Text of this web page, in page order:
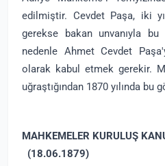
edilmiştir. Cevdet Paşa, iki
gerekse bakan unvanıyla
nedenle Ahmet Cevdet
olarak kabul etmek gerekir.
uğraştığından 1870 yılında bu
MAHKEMELER KURULUŞ
(18.06.1879)